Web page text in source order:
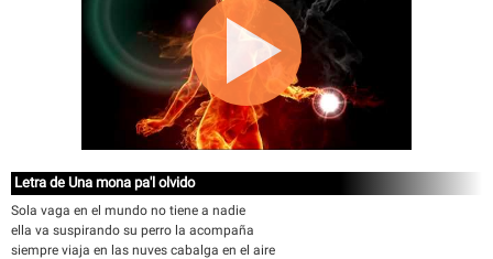
Letra de Una mona pa'l olvido
Sola vaga en el mundo no tiene a nadie
ella va suspirando su perro la acompaña
siempre viaja en las nuves cabalga en el aire